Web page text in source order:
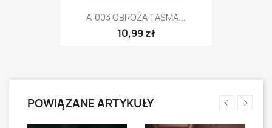
A-003 OBROŻA TAŚMA...
10,99 zł
POWIĄZANE ARTYKUŁY